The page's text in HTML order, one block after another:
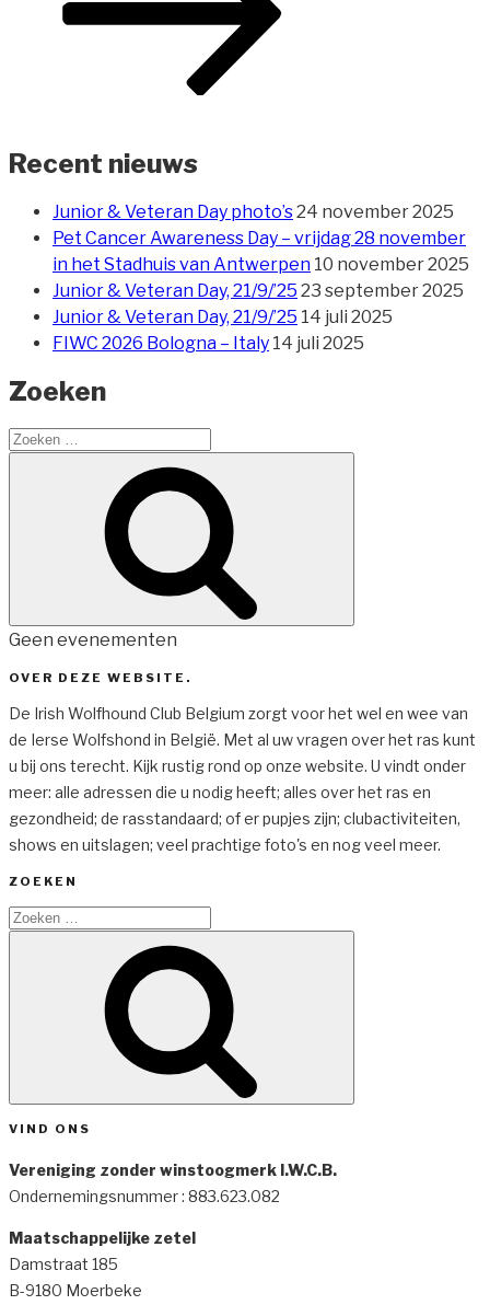
Recent nieuws
Junior & Veteran Day photo’s24 november 2025
Pet Cancer Awareness Day – vrijdag 28 november
in het Stadhuis van Antwerpen 10 november 2025
Junior & Veteran Day, 21/9/’25 23 september 2025
Junior & Veteran Day, 21/9/’25 14 juli 2025
FIWC 2026 Bologna – Italy 14 juli 2025
Zoeken
Zoeken
Geen evenementen
OVER DEZE WEBSITE.
De Irish Wolfhound Club Belgium zorgt voor het wel en wee van
de Ierse Wolfshond in België. Met al uw vragen over het ras kunt
u bij ons terecht. Kijk rustig rond op onze website. U vindt onder
meer: alle adressen die u nodig heeft; alles over het ras en
gezondheid; de rasstandaard; of er pupjes zijn; clubactiviteiten,
shows en uitslagen; veel prachtige foto's en nog veel meer.
ZOEKEN
Zoeken
VIND ONS
Vereniging zonder winstoogmerk I.W.C.B.
Ondernemingsnummer : 883.623.082
Maatschappelijke zetel
Damstraat 185
B-9180 Moerbeke